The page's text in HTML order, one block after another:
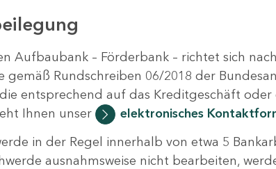
Aufbaubank – Förderbank – richtet sich
Rundschreiben 06/2018 der
entsprechend auf das Kreditgeschäft
Ihnen unser
elektronisches
in der Regel innerhalb von etwa 5
ausnahmsweise nicht bearbeiten,